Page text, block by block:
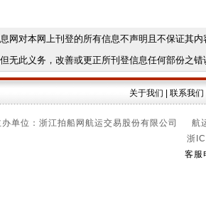
网对本网上刊登的所有信息不声明且不保证其
无此义务，改善或更正所刊登信息任何部份之错
关于我们 联系我们
办单位：浙江拍船网航运交易股份有限公司
浙
客服